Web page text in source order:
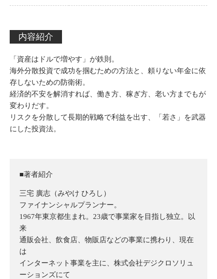
内容紹介
「資産はドルで増やす」が鉄則。
海外分散投資で成功を掴むための方法と、頼りない年金に依
存しないための防衛術。
経済的不安を解消すれば、働き方、稼ぎ方、老い方までもが
変わりだす。
リスクを分散して長期的戦略で利益を出す、「若さ」を武器
にした投資法。
■著者紹介
三宅 廣志（みやけ ひろし）
ファイナンシャルプランナー。
1967年東京都生まれ。23歳で事業家を目指し独立。以
来
通販会社、飲食店、物販店などの事業に携わり、現在
は
インターネット事業を主に、株式会社デジクロソリュ
ーションズにて